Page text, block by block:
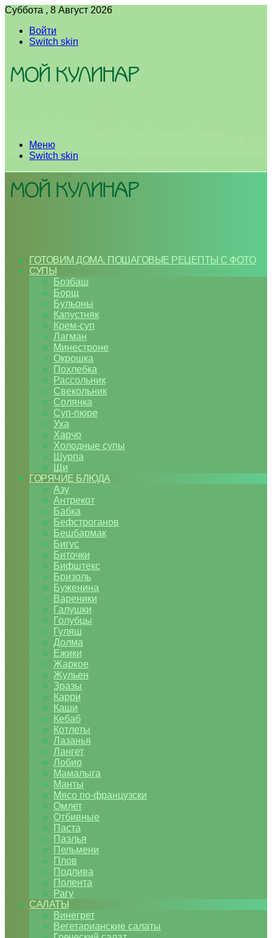
Суббота , 8 Август 2026
Войти
Switch skin
Меню
Switch skin
ГОТОВИМ ДОМА. ПОШАГОВЫЕ РЕЦЕПТЫ С ФОТО
СУПЫ
Бозбаш
Борщ
Бульоны
Капустняк
Крем-суп
Лагман
Минестроне
Окрошка
Похлебка
Рассольник
Свекольник
Солянка
Суп-пюре
Уха
Харчо
Холодные супы
Шурпа
Щи
ГОРЯЧИЕ БЛЮДА
Азу
Антрекот
Бабка
Бефстроганов
Бешбармак
Бигус
Биточки
Бифштекс
Бризоль
Буженина
Вареники
Галушки
Голубцы
Гуляш
Долма
Ежики
Жаркое
Жульен
Зразы
Карри
Каши
Кебаб
Котлеты
Лазанья
Лангет
Лобио
Мамалыга
Манты
Мясо по-французски
Омлет
Отбивные
Паста
Паэлья
Пельмени
Плов
Подлива
Полента
Рагу
САЛАТЫ
Винегрет
Вегетарианские салаты